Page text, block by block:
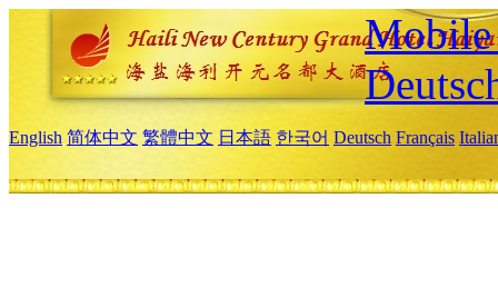
Mobile
English 简体中文 繁體中文 日本語 한국어 Deutsch Français